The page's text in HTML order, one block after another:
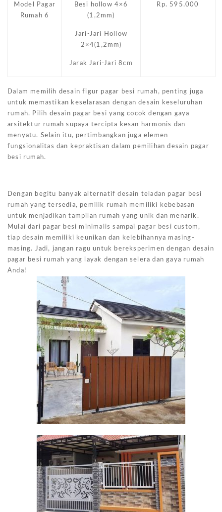
Model Pagar
Rumah 6
Besi hollow 4×6
(1,2mm)
Jari-Jari Hollow
2×4(1,2mm)
Jarak Jari-Jari 8cm
Rp. 595.000
Dalam memilih desain figur pagar besi rumah, penting juga
untuk memastikan keselarasan dengan desain keseluruhan
rumah. Pilih desain pagar besi yang cocok dengan gaya
arsitektur rumah supaya tercipta kesan harmonis dan
menyatu. Selain itu, pertimbangkan juga elemen
fungsionalitas dan kepraktisan dalam pemilihan desain pagar
besi rumah.
Dengan begitu banyak alternatif desain teladan pagar besi
rumah yang tersedia, pemilik rumah memiliki kebebasan
untuk menjadikan tampilan rumah yang unik dan menarik.
Mulai dari pagar besi minimalis sampai pagar besi custom,
tiap desain memiliki keunikan dan kelebihannya masing-
masing. Jadi, jangan ragu untuk bereksperimen dengan desain
pagar besi rumah yang layak dengan selera dan gaya rumah
Anda!